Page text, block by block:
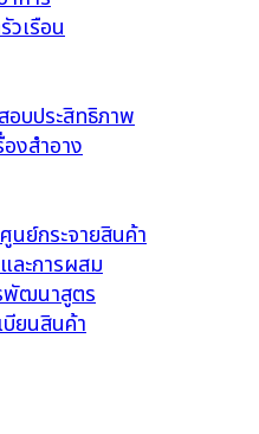
เรือน
บประสิทธิภาพ
งสำอาง
นย์กระจายสินค้า
ละการผสม
พัฒนาสูตร
บียนสินค้า